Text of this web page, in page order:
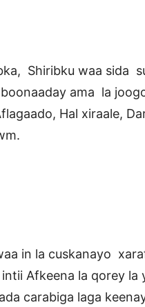
Shiribku waa sida
ama la
Hal xiraale,
in la cuskanayo
Afkeena la qorey la
carabiga laga